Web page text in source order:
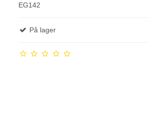
EG142
På lager